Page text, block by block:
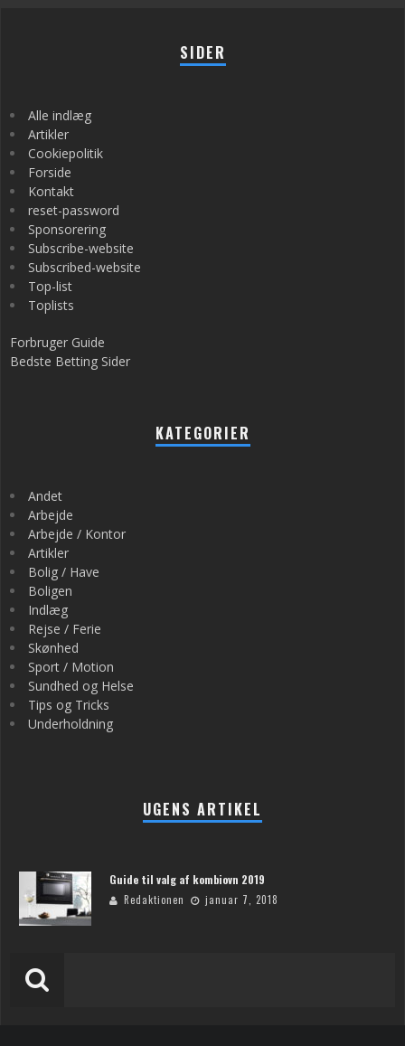
SIDER
Alle indlæg
Artikler
Cookiepolitik
Forside
Kontakt
reset-password
Sponsorering
Subscribe-website
Subscribed-website
Top-list
Toplists
Forbruger Guide
Bedste Betting Sider
KATEGORIER
Andet
Arbejde
Arbejde / Kontor
Artikler
Bolig / Have
Boligen
Indlæg
Rejse / Ferie
Skønhed
Sport / Motion
Sundhed og Helse
Tips og Tricks
Underholdning
UGENS ARTIKEL
Guide til valg af kombiovn 2019
Redaktionen januar 7, 2018